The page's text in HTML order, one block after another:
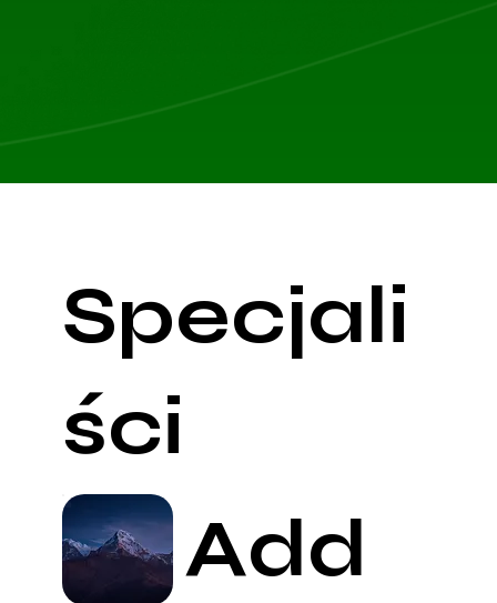
Specjali
ści
Add